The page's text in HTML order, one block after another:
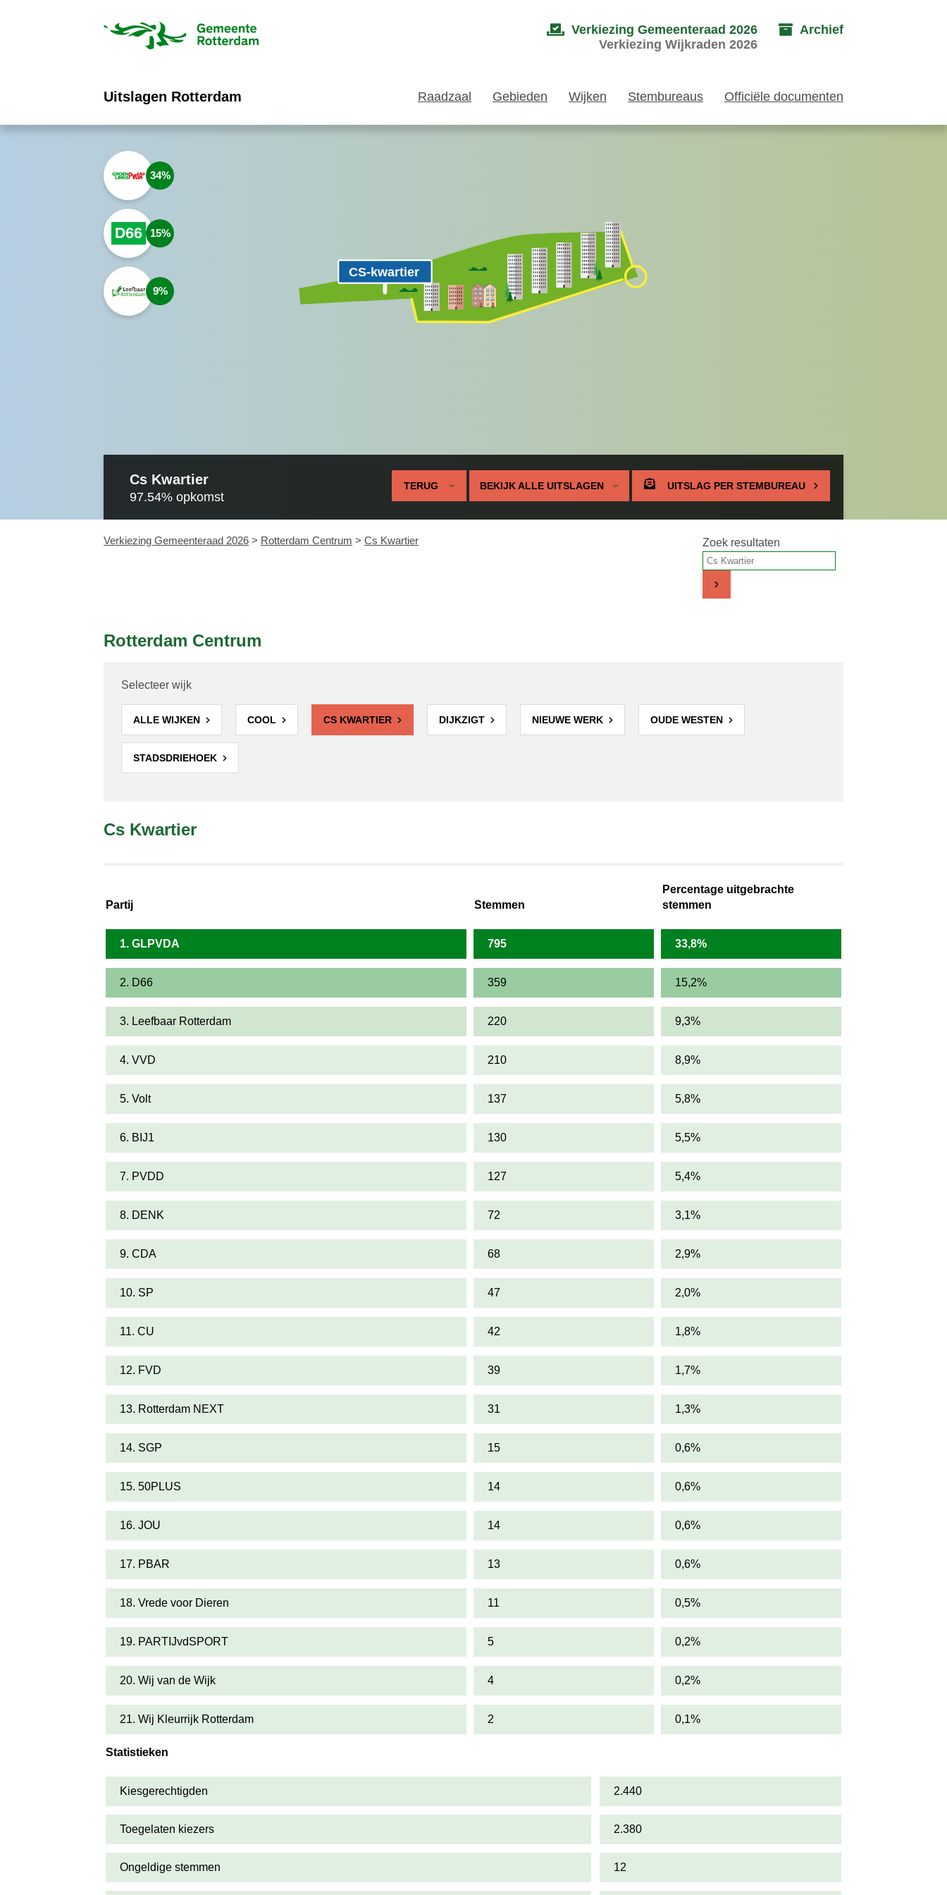
Verkiezing Gemeenteraad 2026
Verkiezing Wijkraden 2026
Archief
Uitslagen Rotterdam Raadzaal Gebieden Wijken Stembureaus Officiële documenten
CS-kwartier
34
15
9
Cs Kwartier
97.54% opkomst
TERUG BEKIJK ALLE UITSLAGEN UITSLAG PER STEMBUREAU
Verkiezing Gemeenteraad 2026 > Rotterdam Centrum > Cs Kwartier Zoek resultaten
Rotterdam Centrum
Selecteer wijk
ALLE WIJKEN COOL CS KWARTIER DIJKZIGT NIEUWE WERK OUDE WESTEN
STADSDRIEHOEK
Cs Kwartier
Partij Stemmen
Percentage uitgebrachte
stemmen
1. GLPVDA 795 33,8%
2. D66 359 15,2%
3. Leefbaar Rotterdam 220 9,3%
4. VVD 210 8,9%
5. Volt 137 5,8%
6. BIJ1 130 5,5%
7. PVDD 127 5,4%
8. DENK 72 3,1%
9. CDA 68 2,9%
10. SP 47 2,0%
11. CU 42 1,8%
12. FVD 39 1,7%
13. Rotterdam NEXT 31 1,3%
14. SGP 15 0,6%
15. 50PLUS 14 0,6%
16. JOU 14 0,6%
17. PBAR 13 0,6%
18. Vrede voor Dieren 11 0,5%
19. PARTIJvdSPORT 5 0,2%
20. Wij van de Wijk 4 0,2%
21. Wij Kleurrijk Rotterdam 2 0,1%
Statistieken
Kiesgerechtigden 2.440
Toegelaten kiezers 2.380
Ongeldige stemmen 12